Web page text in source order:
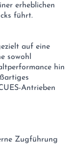
erheblichen
führt.
auf eine
sowohl
hin
Antrieben
Zugführung